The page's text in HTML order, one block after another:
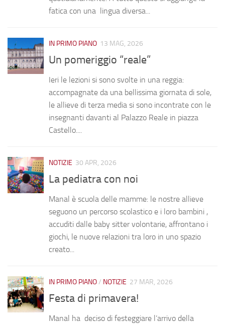
fatica con una lingua diversa...
IN PRIMO PIANO 13 MAG, 2026
Un pomeriggio “reale”
Ieri le lezioni si sono svolte in una reggia:
accompagnate da una bellissima giornata di sole,
le allieve di terza media si sono incontrate con le
insegnanti davanti al Palazzo Reale in piazza
Castello....
NOTIZIE 30 APR, 2026
La pediatra con noi
Manal è scuola delle mamme: le nostre allieve
seguono un percorso scolastico e i loro bambini ,
accuditi dalle baby sitter volontarie, affrontano i
giochi, le nuove relazioni tra loro in uno spazio
creato...
IN PRIMO PIANO/ NOTIZIE 27 MAR, 2026
Festa di primavera!
Manal ha deciso di festeggiare l’arrivo della